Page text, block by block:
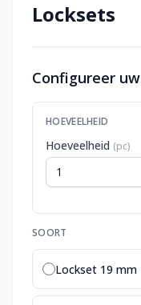
Locksets
Configureer
HOEVEELHEID
Hoeveelheid (pc)
SOORT
Lockset 19 mm